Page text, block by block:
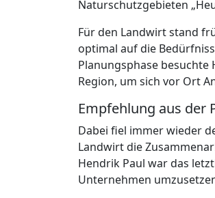
Naturschutzgebieten
Für den Landwirt stand
optimal auf die
Planungsphase
Region, um sich vor Ort
Empfehlung aus der
Dabei fiel immer wieder
Landwirt die
Hendrik Paul war das
Unternehmen